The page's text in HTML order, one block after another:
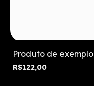
Produto de exemplo
R$122,00